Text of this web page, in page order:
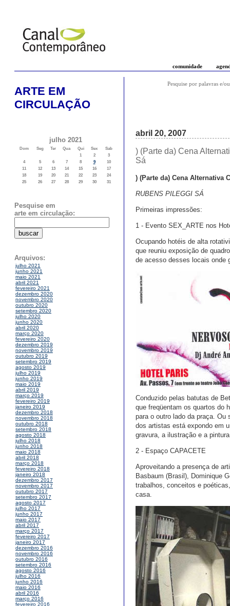
comunidade
ARTE EM
CIRCULAÇÃO
julho 2021
Dom Seg Ter Qua Qui Sex
Sab
1
2
3
4
5 6 7 8 9
10
11
12 13 14 15 16
17
18
19 20 21 22 23
24
25
26 27 28 29 30 31
Pesquise em
arte em circulação:
Arquivos:
julho 2021
junho 2021
maio 2021
abril 2021
fevereiro 2021
dezembro 2020
novembro 2020
outubro 2020
setembro 2020
julho 2020
junho 2020
abril 2020
março 2020
fevereiro 2020
dezembro 2019
novembro 2019
outubro 2019
setembro 2019
agosto 2019
julho 2019
junho 2019
maio 2019
abril 2019
março 2019
fevereiro 2019
janeiro 2019
dezembro 2018
novembro 2018
outubro 2018
setembro 2018
agosto 2018
julho 2018
junho 2018
maio 2018
abril 2018
março 2018
fevereiro 2018
janeiro 2018
dezembro 2017
novembro 2017
outubro 2017
setembro 2017
agosto 2017
julho 2017
junho 2017
maio 2017
abril 2017
março 2017
fevereiro 2017
janeiro 2017
dezembro 2016
novembro 2016
outubro 2016
setembro 2016
agosto 2016
julho 2016
junho 2016
maio 2016
abril 2016
março 2016
fevereiro 2016
Pesquise por palavras e/
abril 20, 2007
) (Parte da) Cena
Sá
) (Parte da) Cena Alternativa
RUBENS PILEGGI SÁ
Primeiras impressões:
1 - Evento SEX_ARTE nos
Ocupando hotéis de alta
que reuniu exposição de
de acesso desses locais onde
Conduzido pelas batutas de
que freqüentam os quartos do
para o outro lado da praça.
dos artistas está expondo em
gravura, a ilustração e a
2 - Espaço CAPACETE
Aproveitando a presença de
Basbaum (Brasil), Dominique
trabalhos, conceitos e
casa.